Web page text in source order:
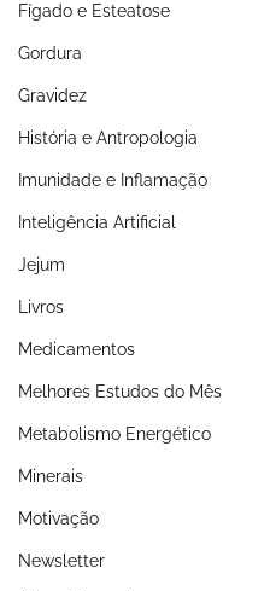
Fígado e Esteatose
Gordura
Gravidez
História e Antropologia
Imunidade e Inflamação
Inteligência Artificial
Jejum
Livros
Medicamentos
Melhores Estudos do Mês
Metabolismo Energético
Minerais
Motivação
Newsletter